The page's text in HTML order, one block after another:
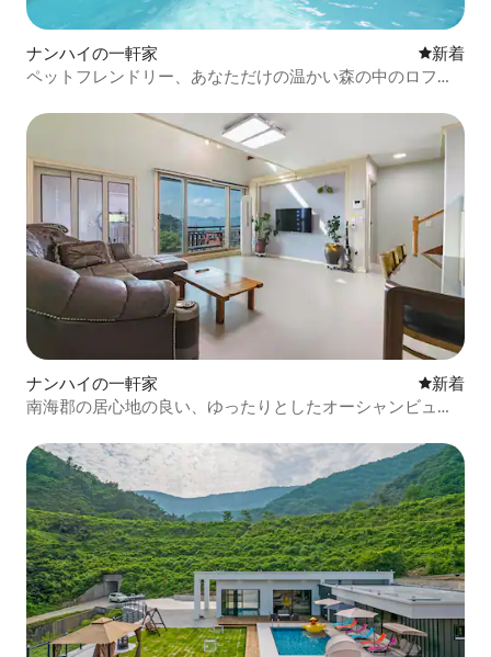
ナンハイの一軒家 新しい宿
新着
ペットフレンドリー、あなただけの温かい森の中のロフト
ナンハイの一軒家 新しい宿
新着
南海郡の居心地の良い、ゆったりとしたオーシャンビュー